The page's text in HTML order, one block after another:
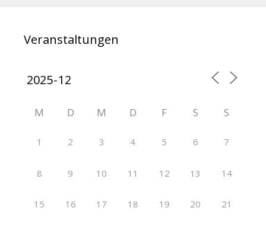
Veranstaltungen
M D M D F S S
1 2 3 4 5 6 7
8 9 10 11 12 13 14
15 16 17 18 19 20 21